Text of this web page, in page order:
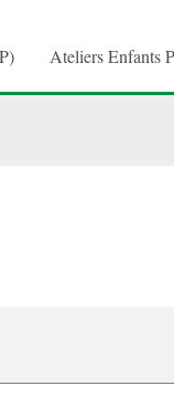
Ateliers Enfants